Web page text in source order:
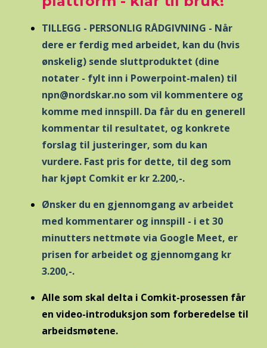
TILLEGG - PERSONLIG RÅDGIVNING - Når
dere er ferdig med arbeidet, kan du (hvis
ønskelig) sende sluttproduktet (dine
notater - fylt inn i Powerpoint-malen) til
npn@nordskar.no som vil kommentere og
komme med innspill. Da får du en generell
kommentar til resultatet, og konkrete
forslag til justeringer, som du kan
vurdere. Fast pris for dette, til deg som
har kjøpt Comkit er kr 2.200,-.
Ønsker du en gjennomgang av arbeidet
med kommentarer og innspill - i et 30
minutters nettmøte via Google Meet, er
prisen for arbeidet og gjennomgang kr
3.200,-.
Alle som skal delta i Comkit-prosessen får
en video-introduksjon som forberedelse til
arbeidsmøtene.